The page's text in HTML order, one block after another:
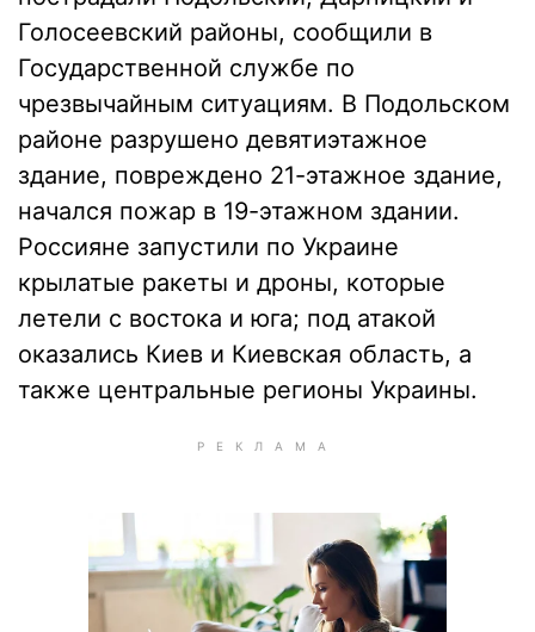
Голосеевский районы, сообщили в
Государственной службе по
чрезвычайным ситуациям. В Подольском
районе разрушено девятиэтажное
здание, повреждено 21-этажное здание,
начался пожар в 19-этажном здании.
Россияне запустили по Украине
крылатые ракеты и дроны, которые
летели с востока и юга; под атакой
оказались Киев и Киевская область, а
также центральные регионы Украины.